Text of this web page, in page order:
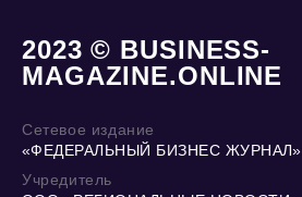
2023 © BUSINESS-
MAGAZINE.ONLINE
Сетевое издание
«ФЕДЕРАЛЬНЫЙ БИЗНЕС ЖУРНАЛ»
Учредитель